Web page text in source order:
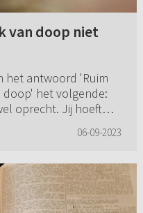
van doop niet
het antwoord 'Ruim
het volgende:
oprecht. Jij hoeft
06-09-2023